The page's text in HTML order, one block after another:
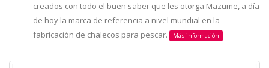
creados con todo el buen saber que les otorga Mazume, a día
de hoy la marca de referencia a nivel mundial en la
fabricación de chalecos para pescar.
Más información